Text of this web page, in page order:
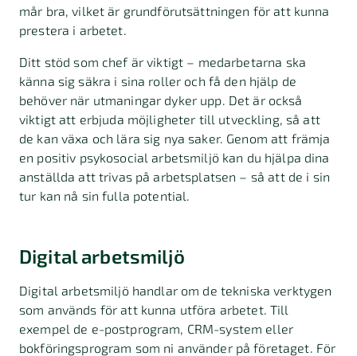
mår bra, vilket är grundförutsättningen för att kunna
prestera i arbetet.
Ditt stöd som chef är viktigt – medarbetarna ska
känna sig säkra i sina roller och få den hjälp de
behöver när utmaningar dyker upp. Det är också
viktigt att erbjuda möjligheter till utveckling, så att
de kan växa och lära sig nya saker. Genom att främja
en positiv psykosocial arbetsmiljö kan du hjälpa dina
anställda att trivas på arbetsplatsen – så att de i sin
tur kan nå sin fulla potential.
Digital arbetsmiljö
Digital arbetsmiljö handlar om de tekniska verktygen
som används för att kunna utföra arbetet. Till
exempel de e-postprogram, CRM-system eller
bokföringsprogram som ni använder på företaget. För